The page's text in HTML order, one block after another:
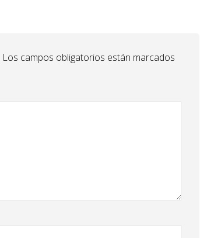
Los campos obligatorios están marcados